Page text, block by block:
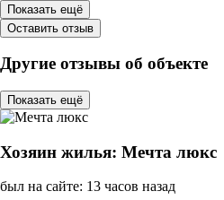
Показать ещё
Оставить отзыв
Другие отзывы об объекте
Показать ещё
Хозяин жилья: Мечта люкс
был на сайте: 13 часов назад